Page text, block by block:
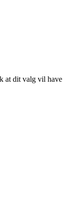
at dit valg vil have